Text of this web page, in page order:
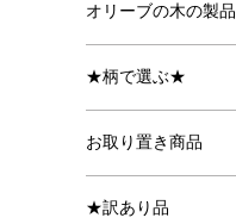
オリーブの木の製品
★柄で選ぶ★
お取り置き商品
★訳あり品